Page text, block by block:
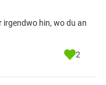
irgendwo hin, wo du an
2